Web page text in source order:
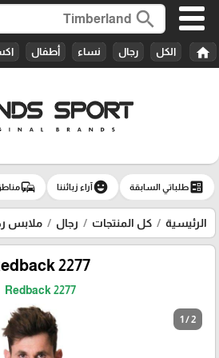
search
home الكل رجال نساء أطفال
ballotطلباتي السابقة emoji_emotionsآراء زبائننا commute
الرئيسية كل المنتجات رجال ملابس
2277
Redback 2277
1 / 2